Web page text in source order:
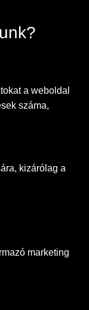
a weboldal
száma,
kizárólag a
marketing